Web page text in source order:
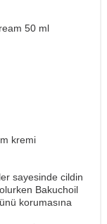
50 ml
kremi
sayesinde cildin
Bakuchoil
korumasına